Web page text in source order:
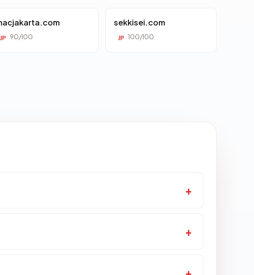
JP 90/100
sekkisei.com
JP 100/100